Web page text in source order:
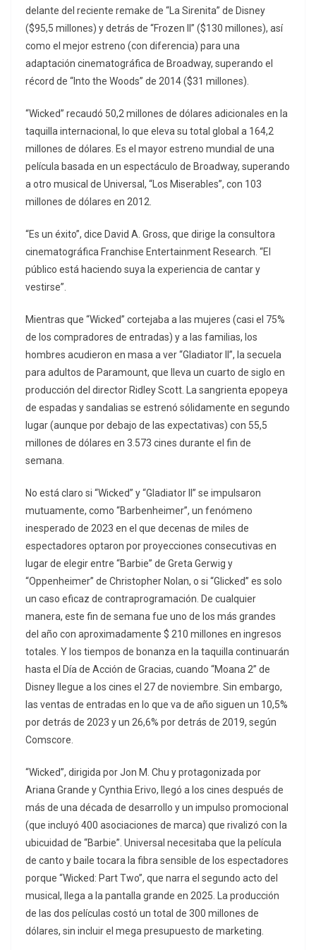
delante del reciente remake de “La Sirenita” de Disney
($95,5 millones) y detrás de “Frozen II” ($130 millones), así
como el mejor estreno (con diferencia) para una
adaptación cinematográfica de Broadway, superando el
récord de “Into the Woods” de 2014 ($31 millones).
“Wicked” recaudó 50,2 millones de dólares adicionales en la
taquilla internacional, lo que eleva su total global a 164,2
millones de dólares. Es el mayor estreno mundial de una
película basada en un espectáculo de Broadway, superando
a otro musical de Universal, “Los Miserables”, con 103
millones de dólares en 2012.
“Es un éxito”, dice David A. Gross, que dirige la consultora
cinematográfica Franchise Entertainment Research. “El
público está haciendo suya la experiencia de cantar y
vestirse”.
Mientras que “Wicked” cortejaba a las mujeres (casi el 75%
de los compradores de entradas) y a las familias, los
hombres acudieron en masa a ver “Gladiator II”, la secuela
para adultos de Paramount, que lleva un cuarto de siglo en
producción del director Ridley Scott. La sangrienta epopeya
de espadas y sandalias se estrenó sólidamente en segundo
lugar (aunque por debajo de las expectativas) con 55,5
millones de dólares en 3.573 cines durante el fin de
semana.
No está claro si “Wicked” y “Gladiator II” se impulsaron
mutuamente, como “Barbenheimer”, un fenómeno
inesperado de 2023 en el que decenas de miles de
espectadores optaron por proyecciones consecutivas en
lugar de elegir entre “Barbie” de Greta Gerwig y
“Oppenheimer” de Christopher Nolan, o si “Glicked” es solo
un caso eficaz de contraprogramación. De cualquier
manera, este fin de semana fue uno de los más grandes
del año con aproximadamente $ 210 millones en ingresos
totales. Y los tiempos de bonanza en la taquilla continuarán
hasta el Día de Acción de Gracias, cuando “Moana 2” de
Disney llegue a los cines el 27 de noviembre. Sin embargo,
las ventas de entradas en lo que va de año siguen un 10,5%
por detrás de 2023 y un 26,6% por detrás de 2019, según
Comscore.
“Wicked”, dirigida por Jon M. Chu y protagonizada por
Ariana Grande y Cynthia Erivo, llegó a los cines después de
más de una década de desarrollo y un impulso promocional
(que incluyó 400 asociaciones de marca) que rivalizó con la
ubicuidad de “Barbie”. Universal necesitaba que la película
de canto y baile tocara la fibra sensible de los espectadores
porque “Wicked: Part Two”, que narra el segundo acto del
musical, llega a la pantalla grande en 2025. La producción
de las dos películas costó un total de 300 millones de
dólares, sin incluir el mega presupuesto de marketing.